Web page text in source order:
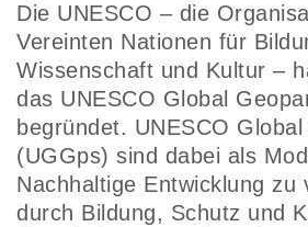
Die UNESCO – die
Vereinten Nationen für
Wissenschaft und Kultur –
das UNESCO Global
begründet. UNESCO
(UGGps) sind dabei als
Nachhaltige Entwicklung zu
durch Bildung, Schutz und